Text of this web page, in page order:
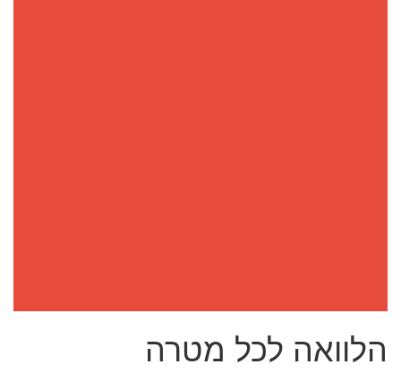
הלוואה לכל מטרה